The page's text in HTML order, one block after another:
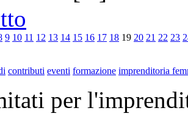
9 10 11 12 13 14 15 16 17 18 19 20 21 22 23
contributi eventi formazione imprenditoria
per